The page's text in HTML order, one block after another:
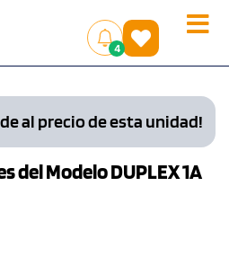
Toggle
4
()
al precio de esta unidad!
del Modelo DUPLEX 1A